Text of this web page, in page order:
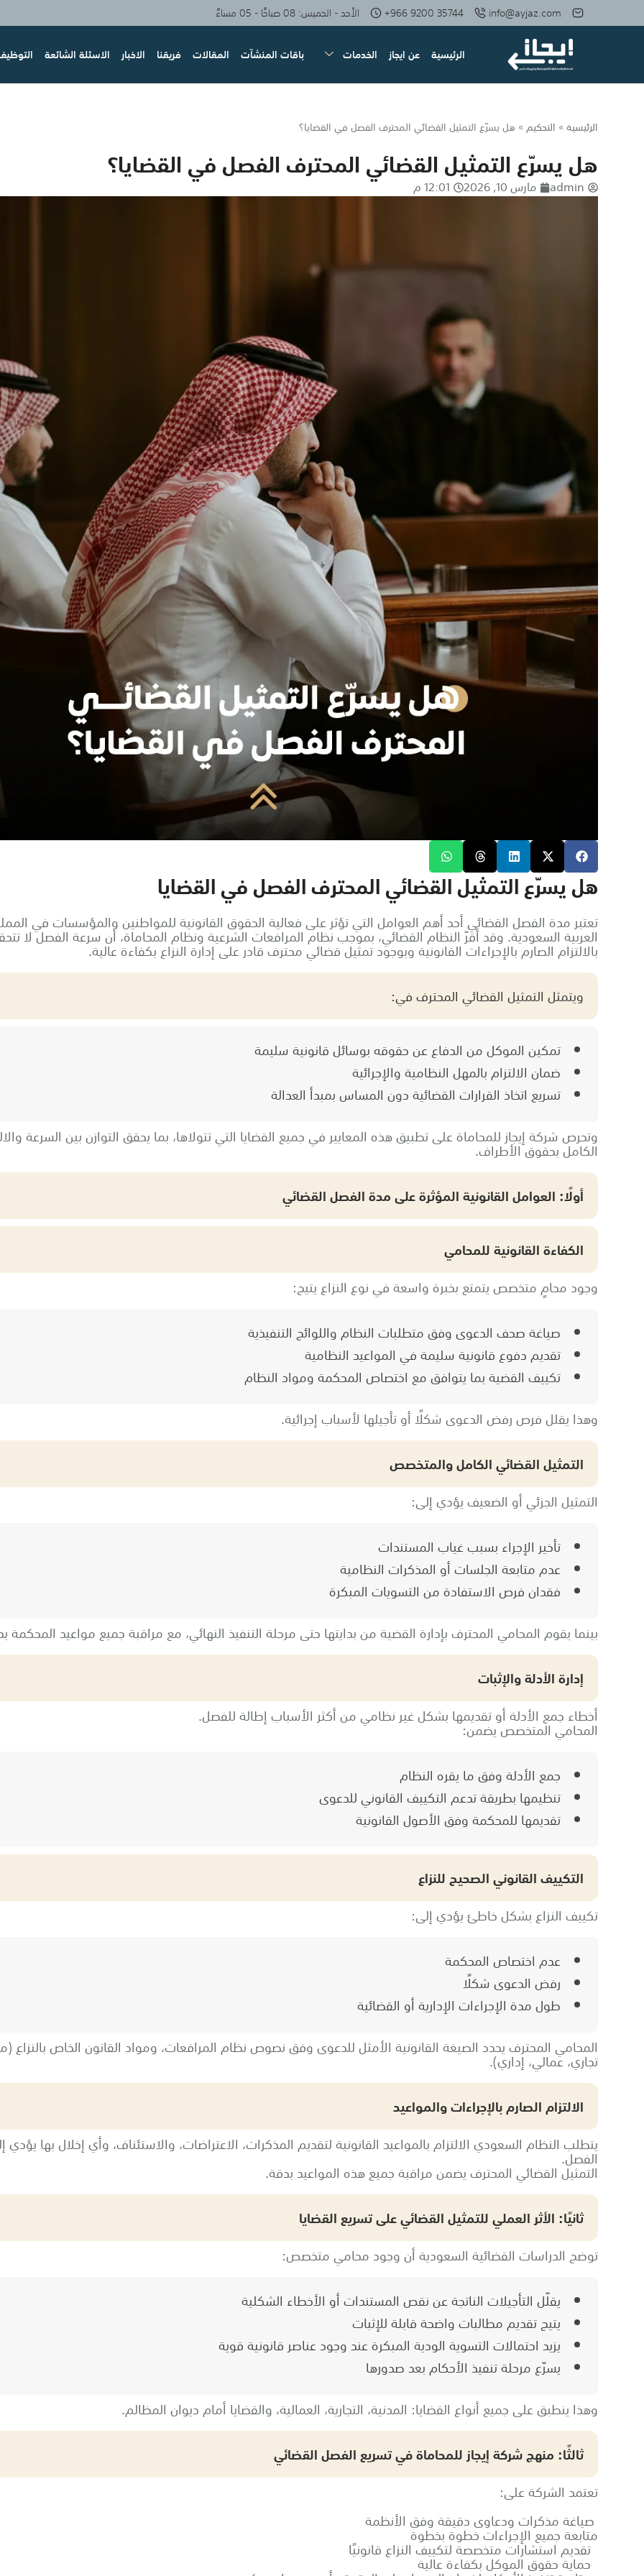
info@ayjaz.com
+966 9200 35744 الأحد - الخميس: 08 صباحًا - 05 مساءً
الرئيسية عن ايجاز الخدمات باقات المنشآت المقالات فريقنا الاخبار الاسئلة الشائعة
الرئيسية» التحكيم» هل يسرّع التمثيل القضائي المحترف الفصل في القضايا؟
هل يسرّع التمثيل القضائي المحترف الفصل في القضايا؟
admin مارس 10, 2026 12:01 م
هل يسرّع التمثيل القضائي المحترف الفصل في القضايا
تعتبر مدة الفصل القضائي أحد أهم العوامل التي تؤثر على فعالية الحقوق القانونية للمواطنين والمؤسسات في
العربية السعودية. وقد أقرّ النظام القضائي، بموجب نظام المرافعات الشرعية ونظام المحاماة، أن سرعة الفصل لا
بالالتزام الصارم بالإجراءات القانونية وبوجود تمثيل قضائي محترف قادر على إدارة النزاع بكفاءة عالية.
ويتمثل التمثيل القضائي المحترف في:
تمكين الموكل من الدفاع عن حقوقه بوسائل قانونية سليمة
ضمان الالتزام بالمهل النظامية والإجرائية
تسريع اتخاذ القرارات القضائية دون المساس بمبدأ العدالة
وتحرص شركة إيجاز للمحاماة على تطبيق هذه المعايير في جميع القضايا التي تتولاها، بما يحقق التوازن بين السرعة
الكامل بحقوق الأطراف.
أولًا: العوامل القانونية المؤثرة على مدة الفصل القضائي
الكفاءة القانونية للمحامي
وجود محامٍ متخصص يتمتع بخبرة واسعة في نوع النزاع يتيح:
صياغة صحف الدعوى وفق متطلبات النظام واللوائح التنفيذية
تقديم دفوع قانونية سليمة في المواعيد النظامية
تكييف القضية بما يتوافق مع اختصاص المحكمة ومواد النظام
وهذا يقلل فرص رفض الدعوى شكلًا أو تأجيلها لأسباب إجرائية.
التمثيل القضائي الكامل والمتخصص
التمثيل الجزئي أو الضعيف يؤدي إلى:
تأخير الإجراء بسبب غياب المستندات
عدم متابعة الجلسات أو المذكرات النظامية
فقدان فرص الاستفادة من التسويات المبكرة
بينما يقوم المحامي المحترف بإدارة القضية من بدايتها حتى مرحلة التنفيذ النهائي، مع مراقبة جميع مواعيد المحكمة
إدارة الأدلة والإثبات
أخطاء جمع الأدلة أو تقديمها بشكل غير نظامي من أكثر الأسباب إطالة للفصل.
المحامي المتخصص يضمن:
جمع الأدلة وفق ما يقره النظام
تنظيمها بطريقة تدعم التكييف القانوني للدعوى
تقديمها للمحكمة وفق الأصول القانونية
التكييف القانوني الصحيح للنزاع
تكييف النزاع بشكل خاطئ يؤدي إلى:
عدم اختصاص المحكمة
رفض الدعوى شكلًا
طول مدة الإجراءات الإدارية أو القضائية
المحامي المحترف يحدد الصيغة القانونية الأمثل للدعوى وفق نصوص نظام المرافعات، ومواد القانون الخاص بالنزاع
تجاري، عمالي، إداري).
الالتزام الصارم بالإجراءات والمواعيد
يتطلب النظام السعودي الالتزام بالمواعيد القانونية لتقديم المذكرات، الاعتراضات، والاستئناف، وأي إخلال بها يؤدي
الفصل.
التمثيل القضائي المحترف يضمن مراقبة جميع هذه المواعيد بدقة.
ثانيًا: الأثر العملي للتمثيل القضائي على تسريع القضايا
توضح الدراسات القضائية السعودية أن وجود محامي متخصص:
يقلّل التأجيلات الناتجة عن نقص المستندات أو الأخطاء الشكلية
يتيح تقديم مطالبات واضحة قابلة للإثبات
يزيد احتمالات التسوية الودية المبكرة عند وجود عناصر قانونية قوية
يسرّع مرحلة تنفيذ الأحكام بعد صدورها
وهذا ينطبق على جميع أنواع القضايا: المدنية، التجارية، العمالية، والقضايا أمام ديوان المظالم.
ثالثًا: منهج شركة إيجاز للمحاماة في تسريع الفصل القضائي
تعتمد الشركة على:
صياغة مذكرات ودعاوى دقيقة وفق الأنظمة
متابعة جميع الإجراءات خطوة بخطوة
تقديم استشارات متخصصة لتكييف النزاع قانونيًا
حماية حقوق الموكل بكفاءة عالية